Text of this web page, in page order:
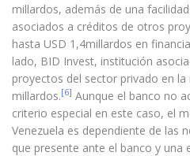
millardos, además de una
asociados a créditos de otros
hasta USD 1,4millardos en
lado, BID Invest, institución
proyectos del sector privado en
millardos.[6] Aunque el banco no
criterio especial en este caso, el
Venezuela es dependiente de las
que presente ante el banco y una